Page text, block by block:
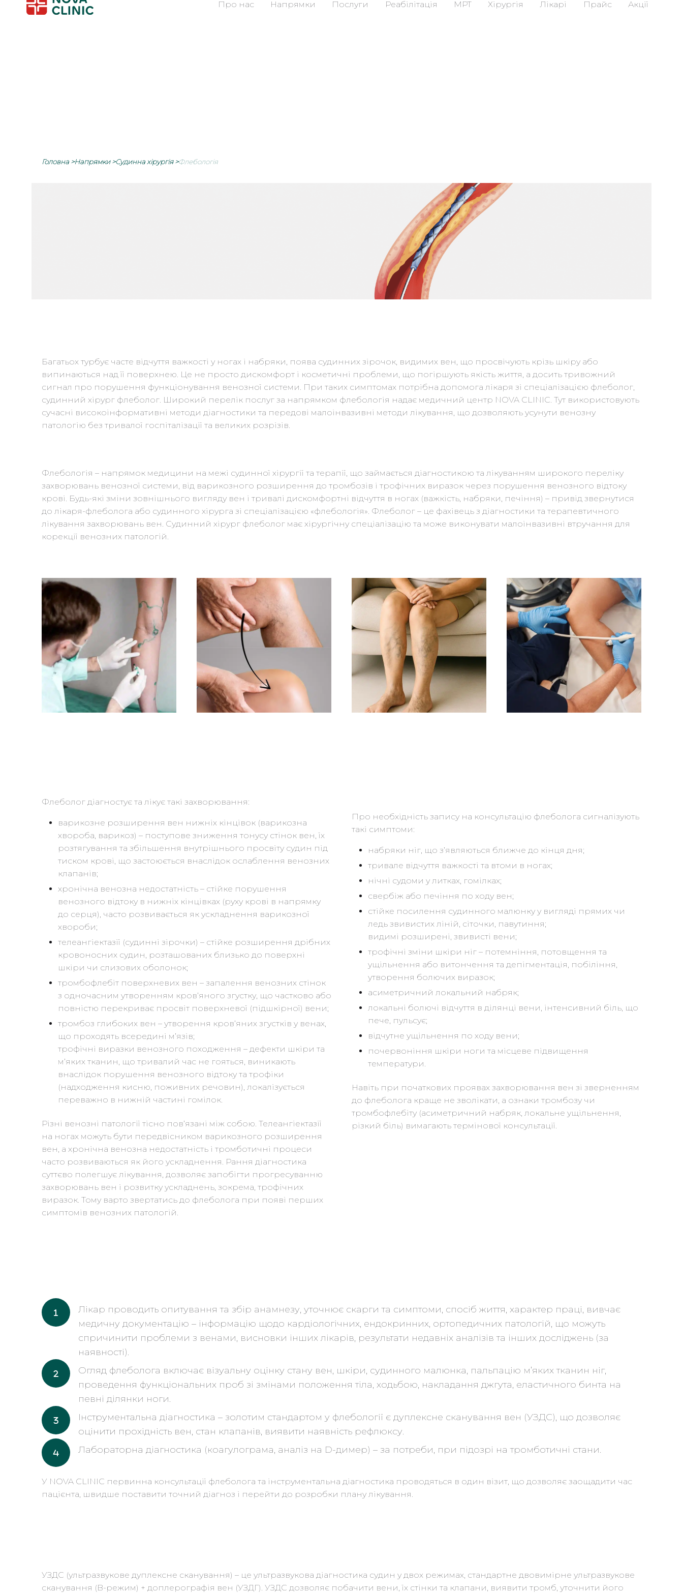
Про нас Напрямки Послуги Реабілітація МРТ Хірургія Лікарі Прайс Акції
Головна >Напрямки>Судинна хірургія>Флебологія
Багатьох турбує часте відчуття важкості у ногах і набряки, поява судинних зірочок, видимих вен, що просвічують крізь шкіру або
випинаються над її поверхнею. Це не просто дискомфорт і косметичні проблеми, що погіршують якість життя, а досить тривожний
сигнал про порушення функціонування венозної системи. При таких симптомах потрібна допомога лікаря зі спеціалізацією флеболог,
судинний хірург флеболог. Широкий перелік послуг за напрямком флебологія надає медичний центр NOVA CLINIC. Тут використовують
сучасні високоінформативні методи діагностики та передові малоінвазивні методи лікування, що дозволяють усунути венозну
патологію без тривалої госпіталізації та великих розрізів.
Флебологія – напрямок медицини на межі судинної хірургії та терапії, що займається діагностикою та лікуванням широкого переліку
захворювань венозної системи, від варикозного розширення до тромбозів і трофічних виразок через порушення венозного відтоку
крові. Будь-які зміни зовнішнього вигляду вен і тривалі дискомфортні відчуття в ногах (важкість, набряки, печіння) – привід звернутися
до лікаря-флеболога або судинного хірурга зі спеціалізацією «флебологія». Флеболог – це фахівець з діагностики та терапевтичного
лікування захворювань вен. Судинний хірург флеболог має хірургічну спеціалізацію та може виконувати малоінвазивні втручання для
корекції венозних патологій.
Флеболог діагностує та лікує такі захворювання:
варикозне розширення вен нижніх кінцівок (варикозна
хвороба, варикоз) – поступове зниження тонусу стінок вен, їх
розтягування та збільшення внутрішнього просвіту судин під
тиском крові, що застоюється внаслідок ослаблення венозних
клапанів;
хронічна венозна недостатність – стійке порушення
венозного відтоку в нижніх кінцівках (руху крові в напрямку
до серця), часто розвивається як ускладнення варикозної
хвороби;
телеангіектазії (судинні зірочки) – стійке розширення дрібних
кровоносних судин, розташованих близько до поверхні
шкіри чи слизових оболонок;
тромбофлебіт поверхневих вен – запалення венозних стінок
з одночасним утворенням кров’яного згустку, що частково або
повністю перекриває просвіт поверхневої (підшкірної) вени;
тромбоз глибоких вен – утворення кров’яних згустків у венах,
що проходять всередині м’язів;
трофічні виразки венозного походження – дефекти шкіри та
м’яких тканин, що тривалий час не гояться, виникають
внаслідок порушення венозного відтоку та трофіки
(надходження кисню, поживних речовин), локалізується
переважно в нижній частині гомілок.
Різні венозні патології тісно пов’язані між собою. Телеангіектазії
на ногах можуть бути передвісником варикозного розширення
вен, а хронічна венозна недостатність і тромботичні процеси
часто розвиваються як його ускладнення. Рання діагностика
суттєво полегшує лікування, дозволяє запобігти прогресуванню
захворювань вен і розвитку ускладнень, зокрема, трофічних
виразок. Тому варто звертатись до флеболога при появі перших
симптомів венозних патологій.
Про необхідність запису на консультацію флеболога сигналізують
такі симптоми:
набряки ніг, що з’являються ближче до кінця дня;
тривале відчуття важкості та втоми в ногах;
нічні судоми у литках, гомілках;
свербіж або печіння по ходу вен;
стійке посилення судинного малюнку у вигляді прямих чи
ледь звивистих ліній, сіточки, павутиння;
видимі розширені, звивисті вени;
трофічні зміни шкіри ніг – потемніння, потовщення та
ущільнення або витончення та депігментація, побіління,
утворення болючих виразок;
асиметричний локальний набряк;
локальні болючі відчуття в ділянці вени, інтенсивний біль, що
пече, пульсує;
відчутне ущільнення по ходу вени;
почервоніння шкіри ноги та місцеве підвищення
температури.
Навіть при початкових проявах захворювання вен зі зверненням
до флеболога краще не зволікати, а ознаки тромбозу чи
тромбофлебіту (асиметричний набряк, локальне ущільнення,
різкий біль) вимагають термінової консультації.
Лікар проводить опитування та збір анамнезу, уточнює скарги та симптоми, спосіб життя, характер праці, вивчає
медичну документацію – інформацію щодо кардіологічних, ендокринних, ортопедичних патологій, що можуть
спричинити проблеми з венами, висновки інших лікарів, результати недавніх аналізів та інших досліджень (за
наявності).
Огляд флеболога включає візуальну оцінку стану вен, шкіри, судинного малюнка, пальпацію м’яких тканин ніг,
проведення функціональних проб зі змінами положення тіла, ходьбою, накладання джгута, еластичного бинта на
певні ділянки ноги.
Інструментальна діагностика – золотим стандартом у флебології є дуплексне сканування вен (УЗДС), що дозволяє
оцінити прохідність вен, стан клапанів, виявити наявність рефлюксу.
Лабораторна діагностика (коагулограма, аналіз на D-димер) – за потреби, при підозрі на тромботичні стани.
У NOVA CLINIC первинна консультації флеболога та інструментальна діагностика проводяться в один візит, що дозволяє заощадити час
пацієнта, швидше поставити точний діагноз і перейти до розробки плану лікування.
УЗДС (ультразвукове дуплексне сканування) – це ультразвукова діагностика судин у двох режимах, стандартне двовимірне ультразвукове
сканування (В-режим) + доплерографія вен (УЗДГ). УЗДС дозволяє побачити вени, їх стінки та клапани, виявити тромб, уточнити його